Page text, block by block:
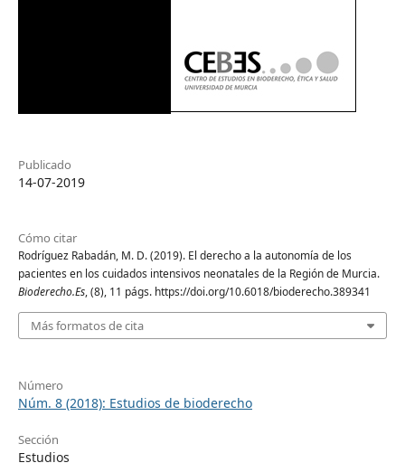
Publicado
14-07-2019
Cómo citar
Rodríguez Rabadán, M. D. (2019). El derecho a la autonomía de los
pacientes en los cuidados intensivos neonatales de la Región de Murcia.
Bioderecho.Es, (8), 11 págs. https://doi.org/10.6018/bioderecho.389341
Más formatos de cita
Número
Núm. 8 (2018): Estudios de bioderecho
Sección
Estudios